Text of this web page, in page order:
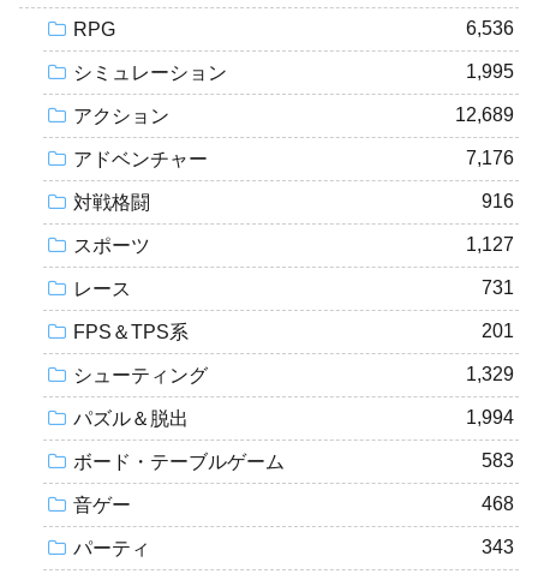
RPG 6,536
シミュレーション 1,995
アクション 12,689
アドベンチャー 7,176
対戦格闘 916
スポーツ 1,127
レース 731
FPS＆TPS系 201
シューティング 1,329
パズル＆脱出 1,994
ボード・テーブルゲーム 583
音ゲー 468
パーティ 343